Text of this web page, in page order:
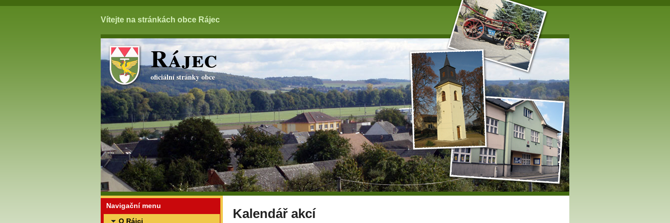
Vítejte na stránkách obce Rájec
Rájec
oficiální stránky obce
Navigační menu
O Rájci
Kalendář akcí